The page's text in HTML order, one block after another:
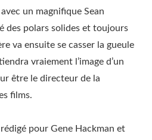
un magnifique Sean
des polars solides et toujours
va ensuite se casser la gueule
vraiement l’image d’un
être le directeur de la
films.
pour Gene Hackman et